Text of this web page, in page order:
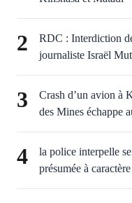
2
RDC : Interdiction
journaliste Israël
3
Crash d’un avion à
des Mines échappe
4
la police interpelle
présumée à